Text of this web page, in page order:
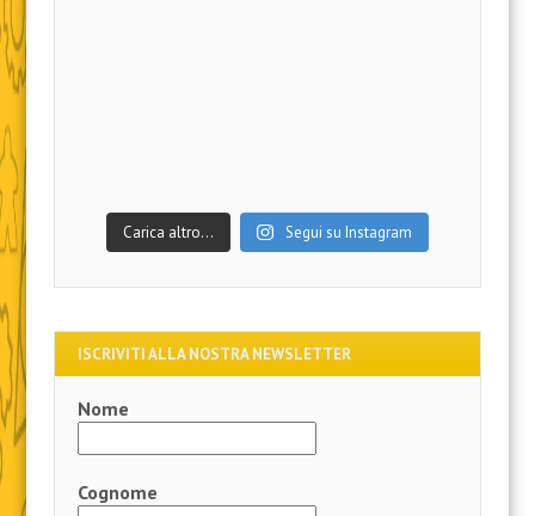
Carica altro… Segui su Instagram
ISCRIVITI ALLA NOSTRA NEWSLETTER
Nome
Cognome